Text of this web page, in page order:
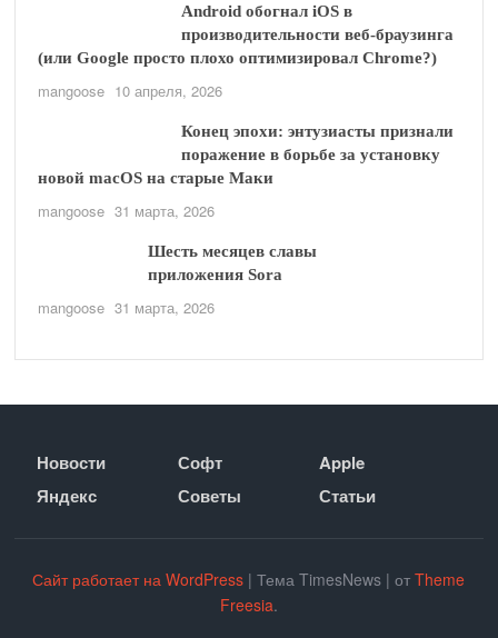
Android обогнал iOS в
производительности веб-браузинга
(или Google просто плохо оптимизировал Chrome?)
mangoose 10 апреля, 2026
Конец эпохи: энтузиасты признали
поражение в борьбе за установку
новой macOS на старые Маки
mangoose 31 марта, 2026
Шесть месяцев славы
приложения Sora
mangoose 31 марта, 2026
Новости Софт
Apple
Яндекс
Советы Статьи
Сайт работает на WordPress |Тема TimesNews |отTheme
Freesia.